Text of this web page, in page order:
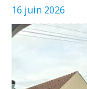
16 juin 2026